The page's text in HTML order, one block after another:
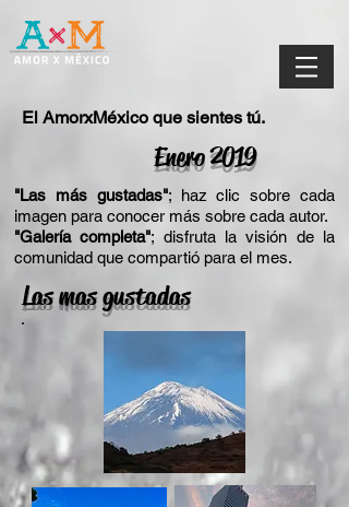
El AmorxMéxico que sientes tú.
Enero 2019
"Las más gustadas"; haz clic sobre cada
imagen para conocer más sobre cada autor.
"Galería completa"; disfruta la visión de la
comunidad que compartió para el mes.
Las mas gustadas